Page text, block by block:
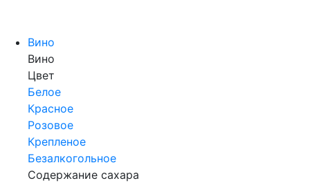
Вино
Вино
Цвет
Белое
Красное
Розовое
Крепленое
Безалкогольное
Содержание сахара